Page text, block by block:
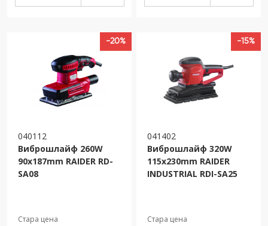
-20%
040112
Виброшлайф 260W
90x187mm RAIDER RD-
SA08
Стара цена
-15%
041402
Виброшлайф 320W
115х230mm RAIDER
INDUSTRIAL RDI-SA25
Стара цена